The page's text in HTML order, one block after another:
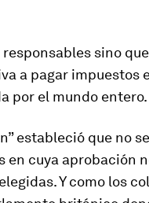
sino
a pagar impuestos
por el mundo entero.
estableció que no
en cuya aprobación
Y como los